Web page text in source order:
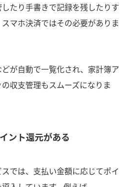
たり手書きで記録を残したりす
マホ決済ではその必要がありま
が自動で一覧化され、家計簿ア
収支管理もスムーズになりま
ント還元がある
では、支払い金額に応じてポイ